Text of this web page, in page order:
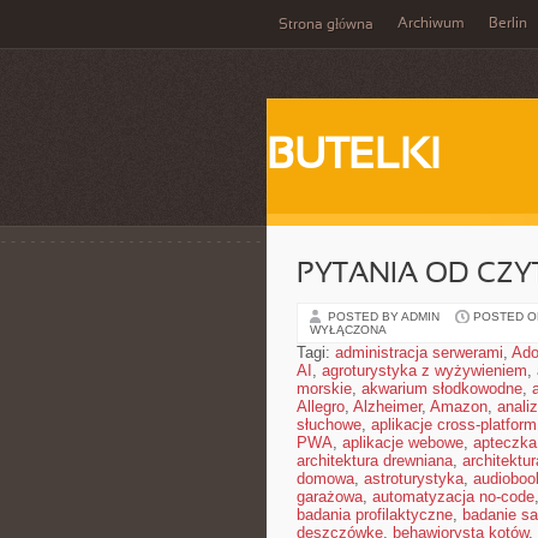
Strona główna Archiwum Berlin
BUTELKI
PYTANIA OD
POSTED BY ADMIN POSTED
WYŁĄCZONA
Tagi: administracja serwerami,
AI , agroturystyka z wyżywieniem,
morskie, akwarium słodkowodne,
Allegro, Alzheimer, Amazon,
słuchowe, aplikacje cross-platform
PWA, aplikacje webowe,
architektura drewniana,
domowa, astroturystyka,
garażowa, automatyzacja no-code,
badania profilaktyczne, badanie
deszczówkę, behawiorysta kotów,